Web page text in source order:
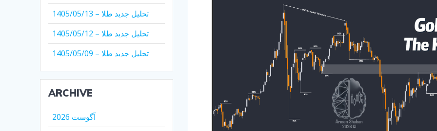
تحلیل جدید طلا – 1405/05/13
تحلیل جدید طلا – 1405/05/12
تحلیل جدید طلا – 1405/05/09
ARCHIVE
آگوست 2026